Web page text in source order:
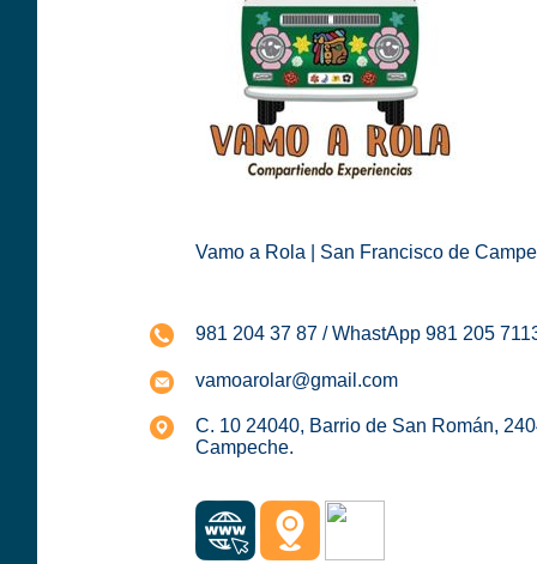
Vamo a Rola | San Francisco de
981 204 37 87 / WhastApp 981 205
vamoarolar@gmail.com
C. 10 24040, Barrio de San Román,
Campeche.